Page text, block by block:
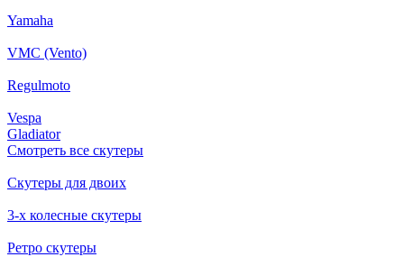
Yamaha
VMC (Vento)
Regulmoto
Vespa
Gladiator
Смотреть все скутеры
Скутеры для двоих
3-х колесные скутеры
Ретро скутеры